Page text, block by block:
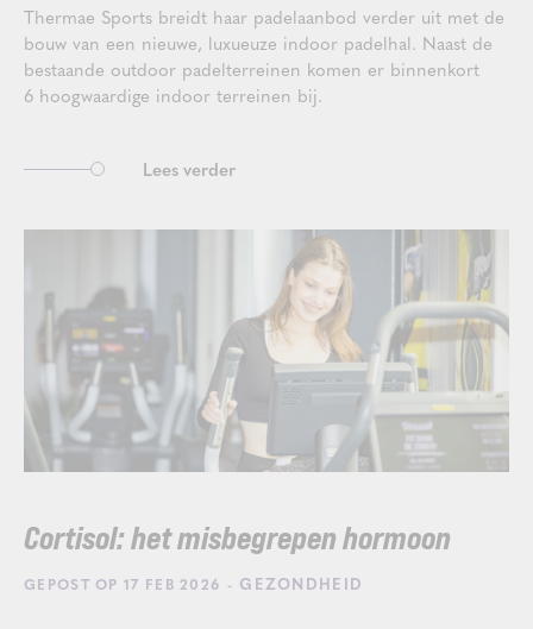
Thermae Sports breidt haar padelaanbod verder uit met de
bouw van een nieuwe, luxueuze indoor padelhal. Naast de
bestaande outdoor padelterreinen komen er binnenkort
6 hoogwaardige indoor terreinen bij.
Lees verder
Cortisol: het misbegrepen hormoon
GEPOST OP 17 FEB 2026 - GEZONDHEID